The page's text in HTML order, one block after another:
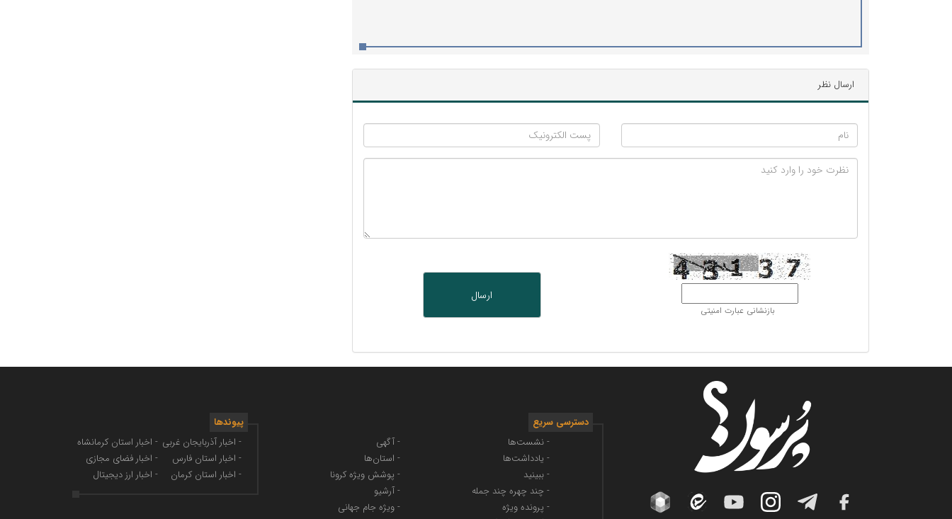
ارسال نظر
بازنشانی عبارت امنیتی
دسترسی سریع
- نشست‌ها
- یادداشت‌ها
- ببینید
- چند چهره چند جمله
- پرونده ویژه
- آگهی
- استان‌ها
- پوشش ویژه کرونا
- آرشیو
- ویژه جام جهانی
پیوندها
- اخبار آذربایجان غربی
- اخبار استان فارس
- اخبار استان کرمان
- اخبار استان کرمانشاه
- اخبار فضای مجازی
- اخبار ارز دیجیتال